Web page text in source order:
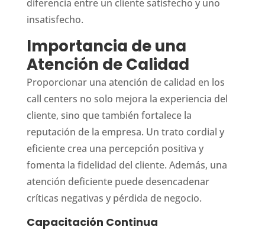
diferencia entre un cliente satisfecho y uno
insatisfecho.
Importancia de una
Atención de Calidad
Proporcionar una atención de calidad en los
call centers no solo mejora la experiencia del
cliente, sino que también fortalece la
reputación de la empresa. Un trato cordial y
eficiente crea una percepción positiva y
fomenta la fidelidad del cliente. Además, una
atención deficiente puede desencadenar
críticas negativas y pérdida de negocio.
Capacitación Continua